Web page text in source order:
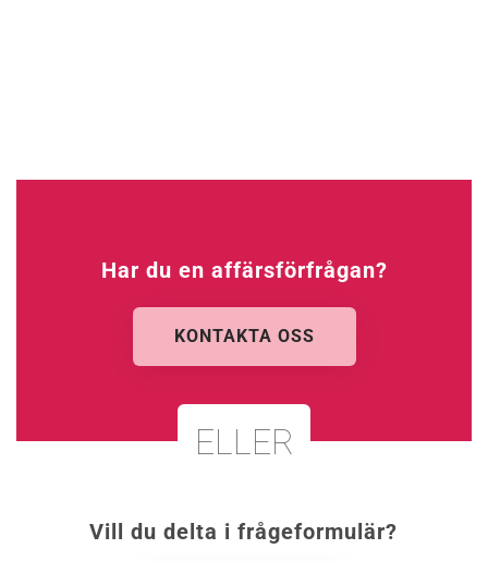
Har du en affärsförfrågan?
KONTAKTA OSS
Vill du delta i frågeformulär?
ELLER